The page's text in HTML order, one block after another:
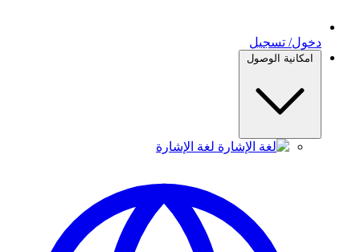
دخول/ تسجيل
امكانية الوصول
لغة الإشارة